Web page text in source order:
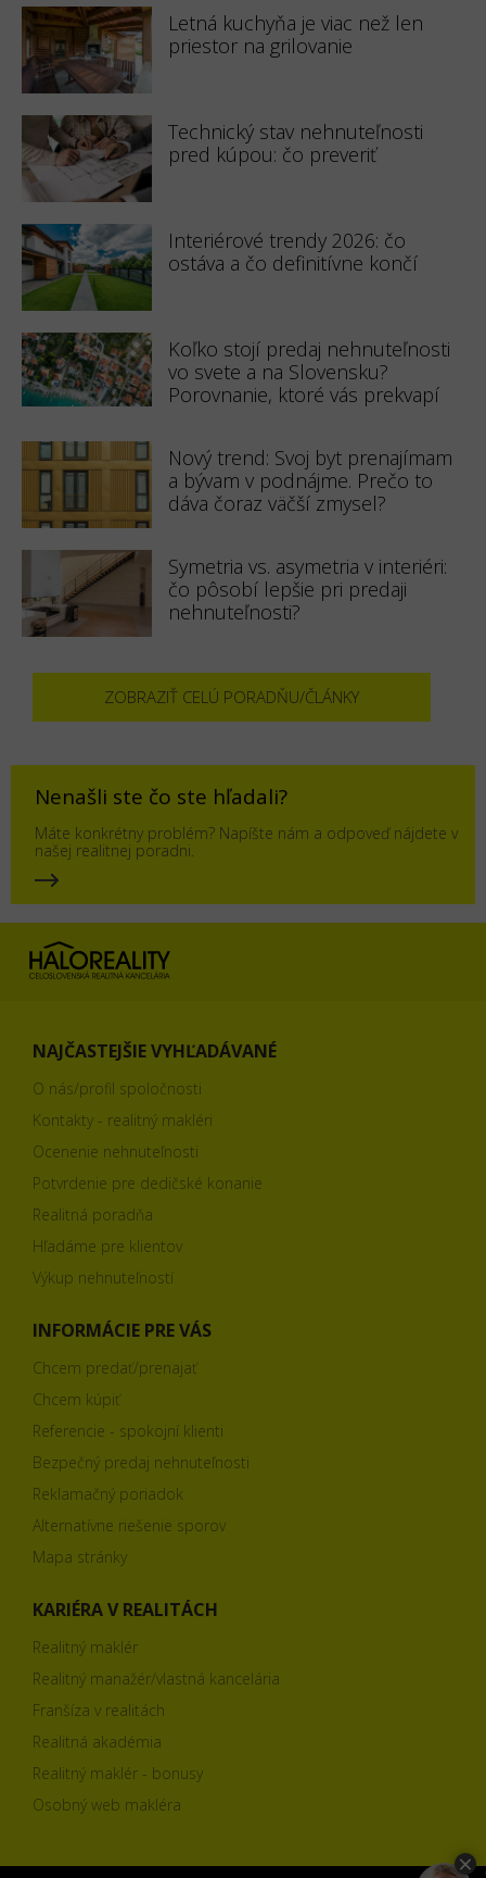
Letná kuchyňa je viac než len
priestor na grilovanie
Technický stav nehnuteľnosti
pred kúpou: čo preveriť
Interiérové trendy 2026: čo
ostáva a čo definitívne končí
Koľko stojí predaj nehnuteľnosti
vo svete a na Slovensku?
Porovnanie, ktoré vás prekvapí
Nový trend: Svoj byt prenajímam
a bývam v podnájme. Prečo to
dáva čoraz väčší zmysel?
Symetria vs. asymetria v interiéri:
čo pôsobí lepšie pri predaji
nehnuteľnosti?
ZOBRAZIŤ CELÚ PORADŇU/ČLÁNKY
Nenašli ste čo ste hľadali?
Máte konkrétny problém? Napíšte nám a odpoveď nájdete v
našej realitnej poradni.
NAJČASTEJŠIE VYHĽADÁVANÉ
O nás/profil spoločnosti
Kontakty - realitný makléri
Ocenenie nehnuteľnosti
Potvrdenie pre dedičské konanie
Realitná poradňa
Hľadáme pre klientov
Výkup nehnuteľností
INFORMÁCIE PRE VÁS
Chcem predať/prenajať
Chcem kúpiť
Referencie - spokojní klienti
Bezpečný predaj nehnuteľnosti
Reklamačný poriadok
Alternatívne riešenie sporov
Mapa stránky
KARIÉRA V REALITÁCH
Realitný maklér
Realitný manažér/vlastná kancelária
Franšíza v realitách
Realitná akadémia
Realitný maklér - bonusy
Osobný web makléra